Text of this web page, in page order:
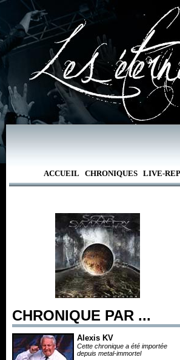
ACCUEIL CHRONIQUES LIVE-
CHRONIQUE PAR ...
Alexis KV
Cette chronique a été importée
depuis metal-immortel